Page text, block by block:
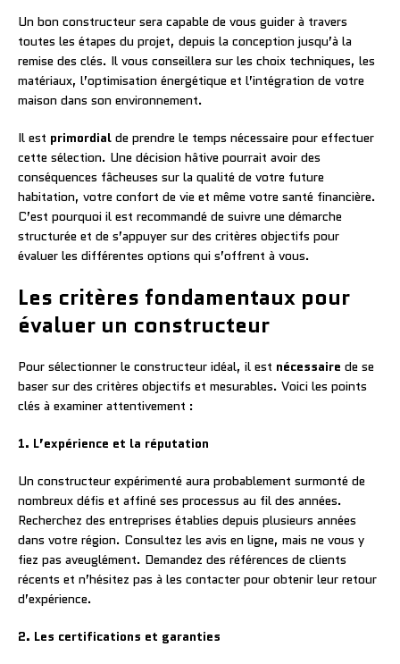
Un bon constructeur sera capable de vous guider à travers
toutes les étapes du projet, depuis la conception jusqu’à la
remise des clés. Il vous conseillera sur les choix techniques, les
matériaux, l’optimisation énergétique et l’intégration de votre
maison dans son environnement.
Il est primordial de prendre le temps nécessaire pour effectuer
cette sélection. Une décision hâtive pourrait avoir des
conséquences fâcheuses sur la qualité de votre future
habitation, votre confort de vie et même votre santé financière.
C’est pourquoi il est recommandé de suivre une démarche
structurée et de s’appuyer sur des critères objectifs pour
évaluer les différentes options qui s’offrent à vous.
Les critères fondamentaux pour
évaluer un constructeur
Pour sélectionner le constructeur idéal, il est nécessaire de se
baser sur des critères objectifs et mesurables. Voici les points
clés à examiner attentivement :
1. L’expérience et la réputation
Un constructeur expérimenté aura probablement surmonté de
nombreux défis et affiné ses processus au fil des années.
Recherchez des entreprises établies depuis plusieurs années
dans votre région. Consultez les avis en ligne, mais ne vous y
fiez pas aveuglément. Demandez des références de clients
récents et n’hésitez pas à les contacter pour obtenir leur retour
d’expérience.
2. Les certifications et garanties